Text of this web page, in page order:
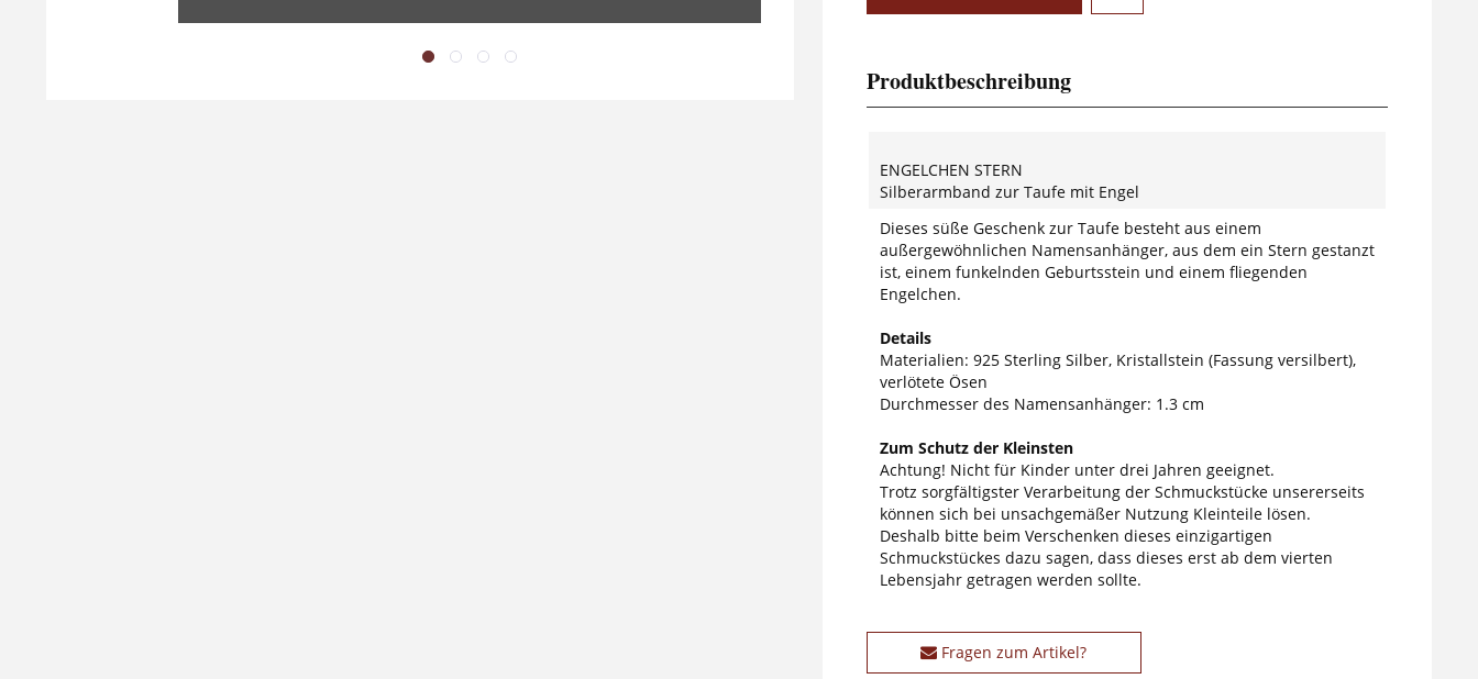
Produktbeschreibung
ENGELCHEN STERN
Silberarmband zur Taufe mit Engel
Dieses süße Geschenk zur Taufe besteht aus einem
außergewöhnlichen Namensanhänger, aus dem ein Stern gestanzt
ist, einem funkelnden Geburtsstein und einem fliegenden
Engelchen.
Details
Materialien: 925 Sterling Silber, Kristallstein (Fassung versilbert),
verlötete Ösen
Durchmesser des Namensanhänger: 1.3 cm
Zum Schutz der Kleinsten
Achtung! Nicht für Kinder unter drei Jahren geeignet.
Trotz sorgfältigster Verarbeitung der Schmuckstücke unsererseits
können sich bei unsachgemäßer Nutzung Kleinteile lösen.
Deshalb bitte beim Verschenken dieses einzigartigen
Schmuckstückes dazu sagen, dass dieses erst ab dem vierten
Lebensjahr getragen werden sollte.
Fragen zum Artikel?